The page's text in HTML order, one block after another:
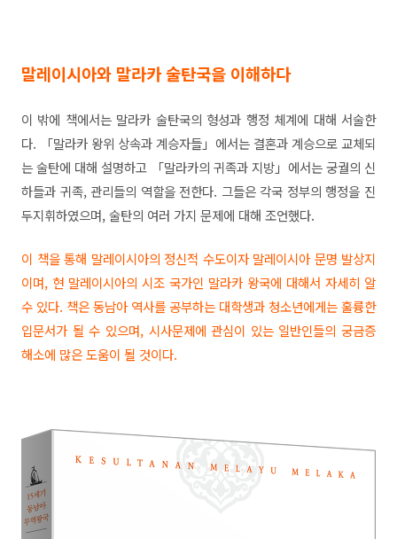
말레이시아와 말라카 술탄국을 이해하다
이 밖에 책에서는 말라카 술탄국의 형성과 행정 체계에 대해 서술한
다. 「말라카 왕위 상속과 계승자들」에서는 결혼과 계승으로 교체되
는 술탄에 대해 설명하고 「말라카의 귀족과 지방」에서는 궁궐의 신
하들과 귀족, 관리들의 역할을 전한다. 그들은 각국 정부의 행정을 진
두지휘하였으며, 술탄의 여러 가지 문제에 대해 조언했다.
이 책을 통해 말레이시아의 정신적 수도이자 말레이시아 문명 발상지
이며, 현 말레이시아의 시조 국가인 말라카 왕국에 대해서 자세히 알
수 있다. 책은 동남아 역사를 공부하는 대학생과 청소년에게는 훌륭한
입문서가 될 수 있으며, 시사문제에 관심이 있는 일반인들의 궁금증
해소에 많은 도움이 될 것이다.